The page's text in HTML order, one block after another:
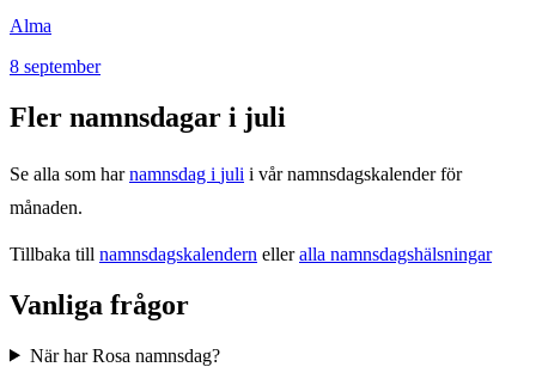
Alma
8 september
Fler namnsdagar i juli
Se alla som har namnsdag i juli i vår namnsdagskalender för
månaden.
Tillbaka till namnsdagskalendern elleralla namnsdagshälsningar
Vanliga frågor
När har Rosa namnsdag?